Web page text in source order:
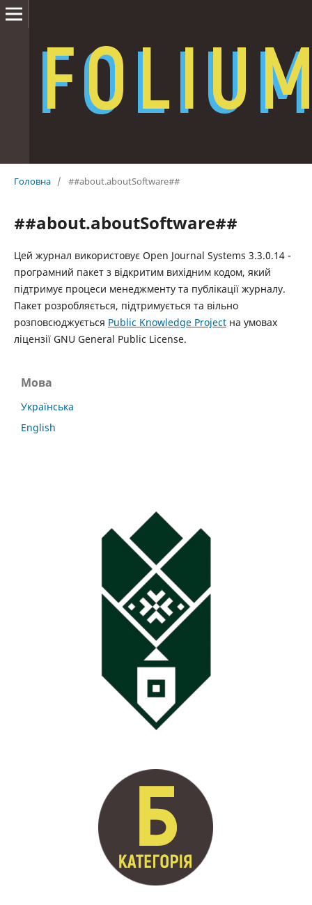
Головна / ##about.aboutSoftware##
##about.aboutSoftware##
Цей журнал використовує Open Journal Systems 3.3.0.14 -
програмний пакет з відкритим вихідним кодом, який
підтримує процеси менеджменту та публікації журналу.
Пакет розробляється, підтримується та вільно
розповсюджується Public Knowledge Projectна умовах
ліцензії GNU General Public License.
Мова
Українська
English